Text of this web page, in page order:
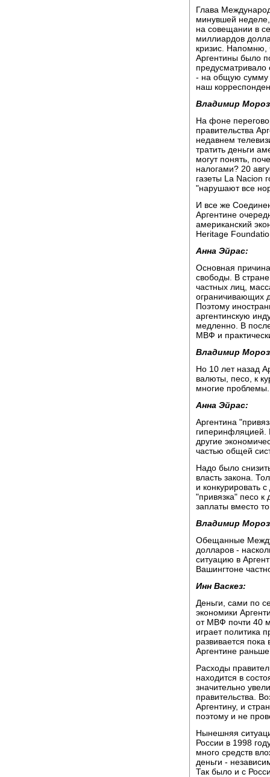
Глава
минувшей неделе,
на совещании в
миллиардов
кризис. Напомню,
Аргентины было
- на общую сумму
наш
Владимир
На фоне
правительства
недавнем
тратить деньги
могут понять,
налогами? 20
газеты La Nacion
"нарушают все
И все же
Аргентине
американский
Heritage
Анна Эйрас:
Основная причина
свободы. В
частных лиц,
ограничивающих
Поэтому
аргентинскую
медленно. В
МВФ и
Владимир
Но 10 лет назад
валюты, песо, к
многие
Анна Эйрас:
Аргентина
гиперинфляцией.
другие
частью общей
Надо было
власть закона.
и конкурировать
"привязка" песо к
заплаты вместо
Владимир
Обещанные
долларов -
ситуацию в
Вашингтоне
Инн Васкез:
Деньги, сами по
экономики
от МВФ почти 40
играет политика
развивается
Аргентине
Расходы
находится в
значительно
правительства.
Аргентину, и
поэтому и не
Нынешняя
России в 1998
много средств
деньги -
Так было и с